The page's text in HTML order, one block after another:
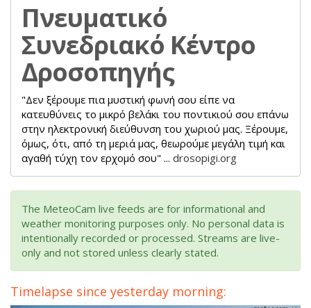
Πνευματικό
Συνεδριακό Κέντρο
Δροσοπηγής
"Δεν ξέρουμε πια μυστική φωνή σου είπε να
κατευθύνεις το μικρό βελάκι του ποντικιού σου επάνω
στην ηλεκτρονική διεύθυνση του χωριού μας. Ξέρουμε,
όμως, ότι, από τη μεριά μας, θεωρούμε μεγάλη τιμή και
αγαθή τύχη τον ερχομό σου" ... drosopigi.org
The MeteoCam live feeds are for informational and
weather monitoring purposes only. No personal data is
intentionally recorded or processed. Streams are live-
only and not stored unless clearly stated.
Timelapse since yesterday morning: